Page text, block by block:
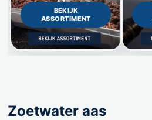
BEKIJK
ASSORTIMENT
Zoetwater aas